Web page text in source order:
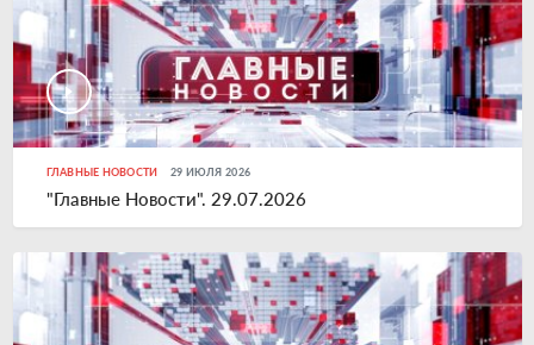
ГЛАВНЫЕ НОВОСТИ 29 ИЮЛЯ 2026
"Главные Новости". 29.07.2026